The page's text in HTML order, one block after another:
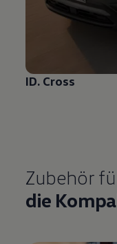
ID. Cross
Zubehör
die